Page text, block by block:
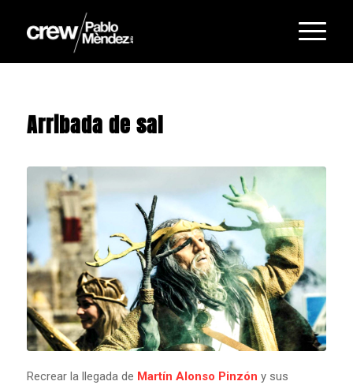
Arribada de sal
Recrear la llegada de Martín Alonso Pinzón y sus